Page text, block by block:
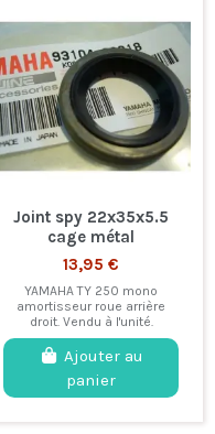
Joint spy 22x35x5.5
cage métal
13,95 €
YAMAHA TY 250 mono
amortisseur roue arrière
droit. Vendu à l'unité.
Ajouter au
panier